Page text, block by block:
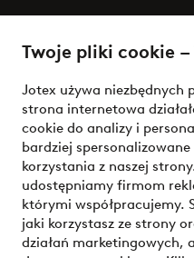
Twoje pliki cookie
Jotex używa niezbędnych
strona internetowa
cookie do analizy i
bardziej
korzystania z naszej
udostępniamy firmom
którymi współpracujemy.
jaki korzystasz ze strony
działań marketingowych,
Warunki
Bezpieczne płatności -
Chcesz dowiedzieć się